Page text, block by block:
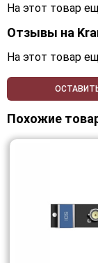
На этот товар
Отзывы на
На этот товар
Похожие